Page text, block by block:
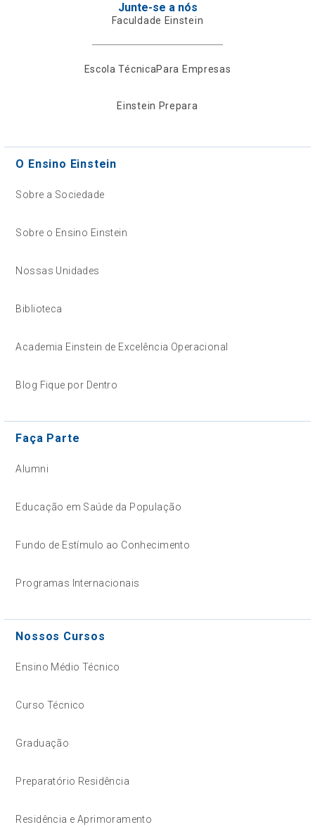
Junte-se a nós
Faculdade Einstein
Escola TécnicaPara Empresas
Einstein Prepara
O Ensino Einstein
Sobre a Sociedade
Sobre o Ensino Einstein
Nossas Unidades
Biblioteca
Academia Einstein de Excelência Operacional
Blog Fique por Dentro
Faça Parte
Alumni
Educação em Saúde da População
Fundo de Estímulo ao Conhecimento
Programas Internacionais
Nossos Cursos
Ensino Médio Técnico
Curso Técnico
Graduação
Preparatório Residência
Residência e Aprimoramento